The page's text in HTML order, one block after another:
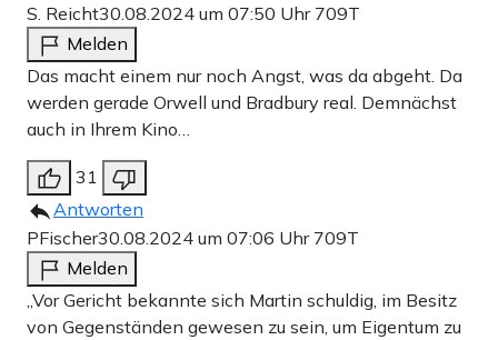
S. Reicht30.08.2024 um 07:50 Uhr 709T
Melden
Das macht einem nur noch Angst, was da abgeht. Da
werden gerade Orwell und Bradbury real. Demnächst
auch in Ihrem Kino…
31
Antworten
PFischer30.08.2024 um 07:06 Uhr 709T
Melden
„Vor Gericht bekannte sich Martin schuldig, im Besitz
von Gegenständen gewesen zu sein, um Eigentum zu